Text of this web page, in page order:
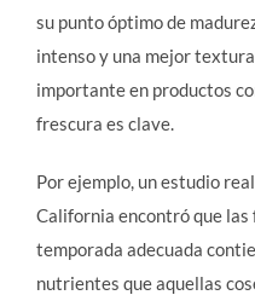
su punto óptimo de
intenso y una mejor
importante en productos
frescura es clave.
Por ejemplo, un estudio
California encontró que las
temporada adecuada
nutrientes que aquellas